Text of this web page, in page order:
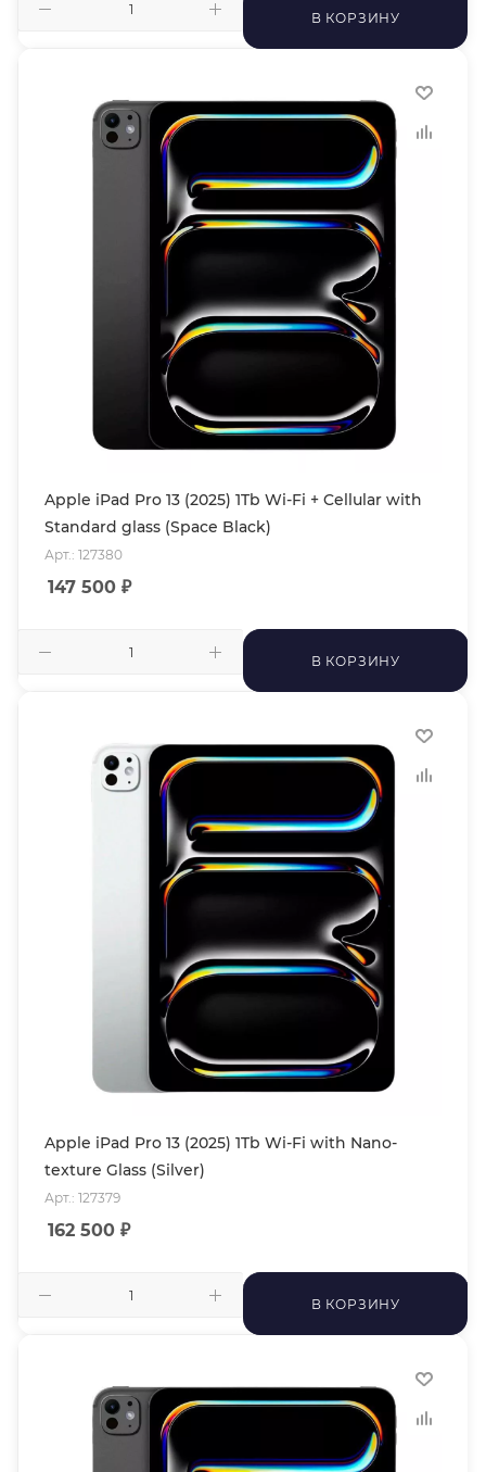
В КОРЗИНУ
Apple iPad Pro 13 (2025) 1Tb Wi-Fi + Cellular with
Standard glass (Space Black)
Арт.: 127380
147 500 ₽
В КОРЗИНУ
Apple iPad Pro 13 (2025) 1Tb Wi-Fi with Nano-
texture Glass (Silver)
Арт.: 127379
162 500 ₽
В КОРЗИНУ